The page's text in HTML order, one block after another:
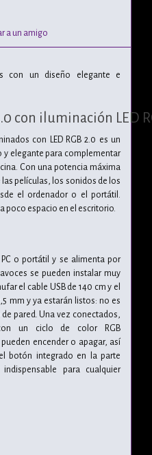
a un amigo
con un diseño elegante e
con iluminación LED
con LED RGB 2.0 es un
elegante para complementar
Con una potencia máxima
las películas, los sonidos de los
el ordenador o el portátil.
poco espacio en el escritorio.
o portátil y se alimenta por
se pueden instalar muy
el cable USB de 140 cm y el
mm y ya estarán listos: no es
pared. Una vez conectados,
un ciclo de color RGB
encender o apagar, así
botón integrado en la parte
para cualquier